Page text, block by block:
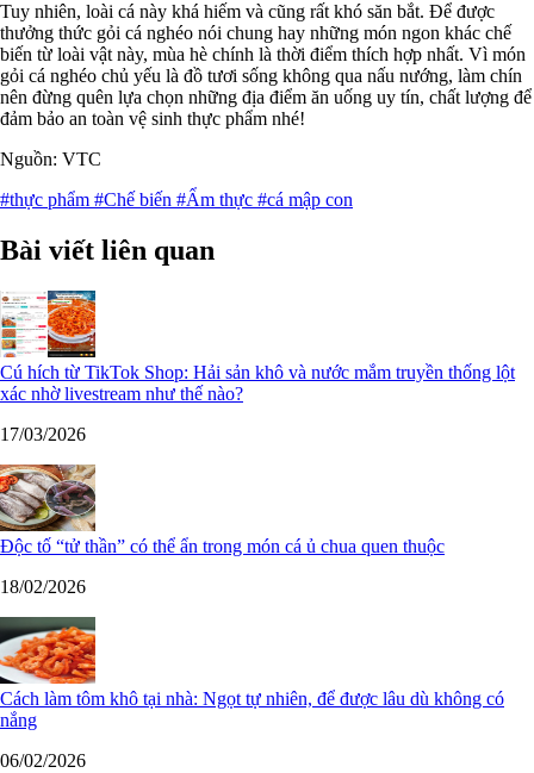
Tuy nhiên, loài cá này khá hiếm và cũng rất khó săn bắt. Để được
thưởng thức gỏi cá nghéo nói chung hay những món ngon khác chế
biến từ loài vật này, mùa hè chính là thời điểm thích hợp nhất. Vì món
gỏi cá nghéo chủ yếu là đồ tươi sống không qua nấu nướng, làm chín
nên đừng quên lựa chọn những địa điểm ăn uống uy tín, chất lượng để
đảm bảo an toàn vệ sinh thực phẩm nhé!
Nguồn: VTC
#thực phẩm #Chế biến #Ẩm thực #cá mập con
Bài viết liên quan
Cú hích từ TikTok Shop: Hải sản khô và nước mắm truyền thống lột
xác nhờ livestream như thế nào?
17/03/2026
Độc tố “tử thần” có thể ẩn trong món cá ủ chua quen thuộc
18/02/2026
Cách làm tôm khô tại nhà: Ngọt tự nhiên, để được lâu dù không có
nắng
06/02/2026